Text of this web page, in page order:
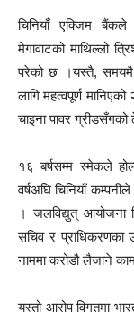
चिनियाँ एक्जिम
मेगावाटको माथिल्लो
परेको छ ।यस्तै, समयमै
लागि महत्वपूर्ण
चाइना पावर
१६ बर्षसम्म स्मेकले
वर्षअघि चिनियाँ
। जलविद्युत् आयोजना
सचिव र प्राधिकरणका
नाममा करोडौ लैजाने
यस्तो आरोप विगतमा